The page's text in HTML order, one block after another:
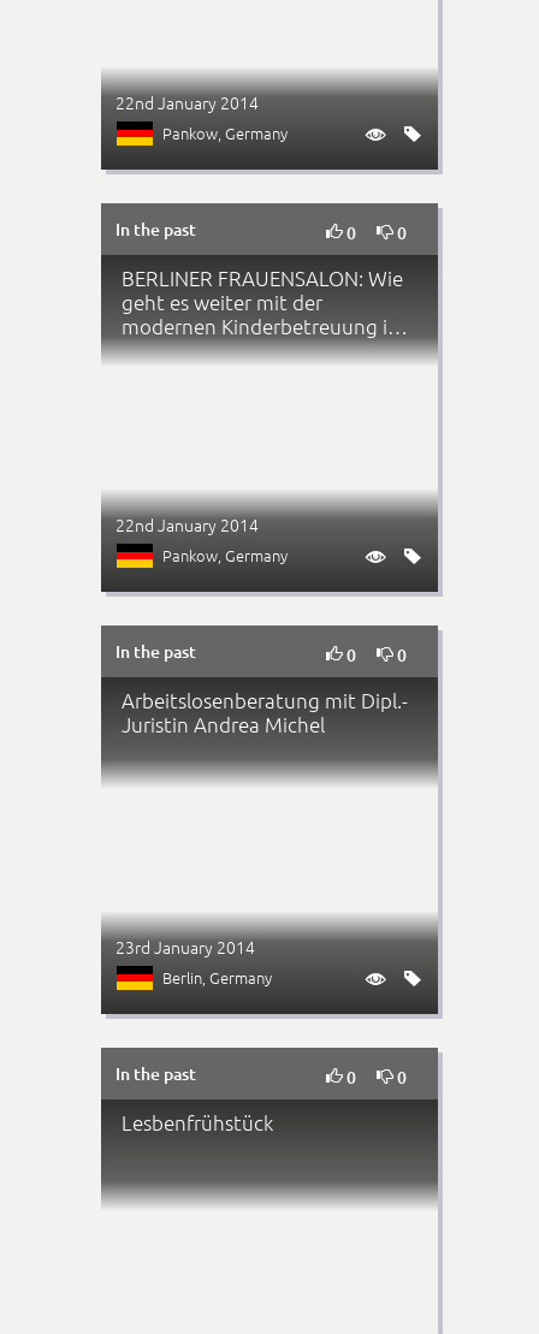
22nd January 2014
Pankow, Germany  
In the past 0 0
BERLINER FRAUENSALON: Wie
geht es weiter mit der
modernen Kinderbetreuung in
Pankow?
22nd January 2014
Pankow, Germany  
In the past 0 0
Arbeitslosenberatung mit Dipl.-
Juristin Andrea Michel
23rd January 2014
Berlin, Germany  
In the past 0 0
Lesbenfrühstück